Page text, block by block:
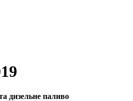
дизельне паливо